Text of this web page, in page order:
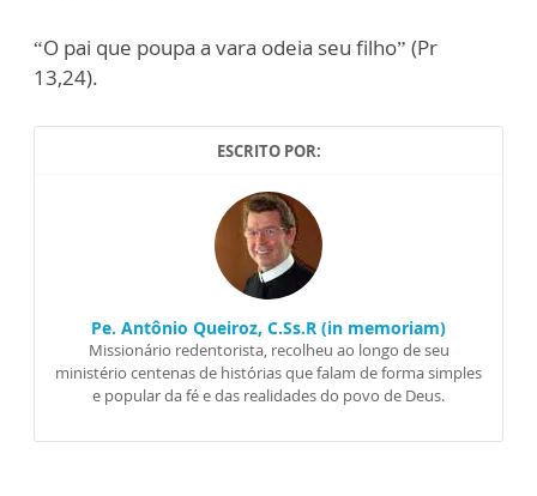
“O pai que poupa a vara odeia seu filho” (Pr
13,24).
ESCRITO POR:
Pe. Antônio Queiroz, C.Ss.R (in memoriam)
Missionário redentorista, recolheu ao longo de seu
ministério centenas de histórias que falam de forma simples
e popular da fé e das realidades do povo de Deus.